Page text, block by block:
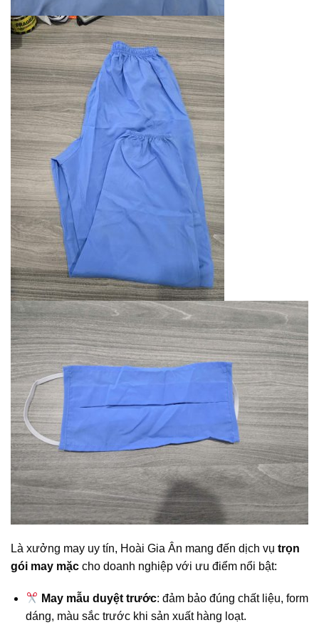
Là xưởng may uy tín, Hoài Gia Ân mang đến dịch vụ trọn
gói may mặc cho doanh nghiệp với ưu điểm nổi bật:
May mẫu duyệt trước: đảm bảo đúng chất liệu, form
dáng, màu sắc trước khi sản xuất hàng loạt.